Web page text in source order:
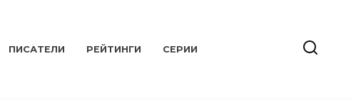
ПИСАТЕЛИ РЕЙТИНГИ СЕРИИ